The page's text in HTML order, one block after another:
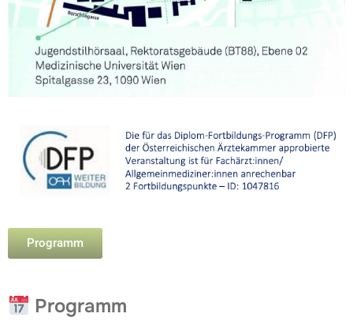
Programm
Programm